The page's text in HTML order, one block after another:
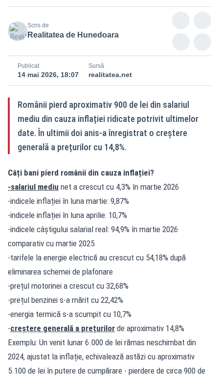
Scris de
Realitatea de Hunedoara
Publicat
14 mai 2026, 18:07
Sursă
realitatea.net
Românii pierd aproximativ 900 de lei din salariul
mediu din cauza inflației ridicate potrivit ultimelor
date. În ultimii doi anis-a înregistrat o creștere
generală a prețurilor cu 14,8%.
Câți bani pierd românii din cauza inflației?
-salariul mediu net a crescut cu 4,3% în martie 2026
-indicele inflației în luna martie: 9,87%
-indicele inflației în luna aprilie: 10,7%
-indicele câștigului salarial real: 94,9% în martie 2026
comparativ cu martie 2025
-tarifele la energie electrică au crescut cu 54,18% după
eliminarea schemei de plafonare
-prețul motorinei a crescut cu 32,68%
-prețul benzinei s-a mărit cu 22,42%
-energia termică s-a scumpit cu 10,7%
-creștere generală a prețurilor de aproximativ 14,8%
Exemplu: Un venit lunar 6.000 de lei rămas neschimbat din
2024, ajustat la inflație, echivalează astăzi cu aproximativ
5.100 de lei în putere de cumpărare - pierdere de circa 900 de